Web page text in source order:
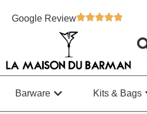
Google Review
Barware Kits & Bags